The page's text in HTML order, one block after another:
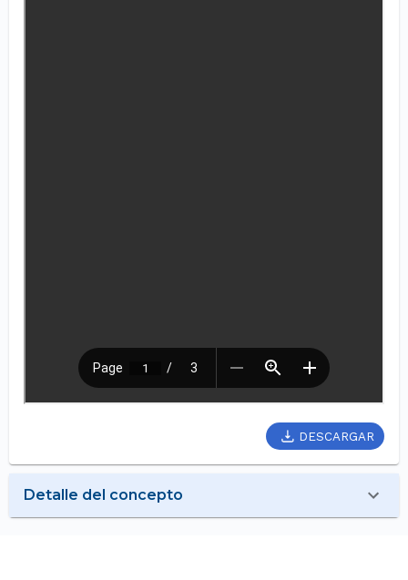
DESCARGAR
Detalle del concepto